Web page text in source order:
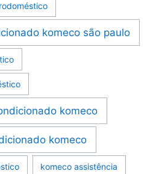
komeco são paulo
komeco
komeco
komeco assistência